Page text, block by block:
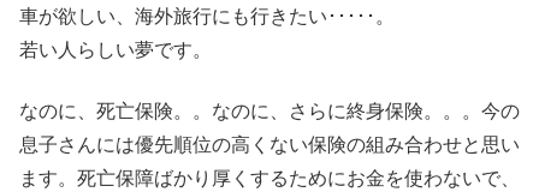
車が欲しい、海外旅行にも行きたい･････。
若い人らしい夢です。
なのに、死亡保険。。なのに、さらに終身保険。。。今の
息子さんには優先順位の高くない保険の組み合わせと思い
ます。死亡保障ばかり厚くするためにお金を使わないで、